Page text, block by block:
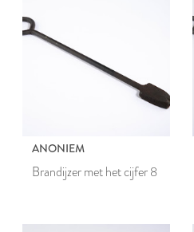
ANONIEM
Brandijzer met het cijfer 8